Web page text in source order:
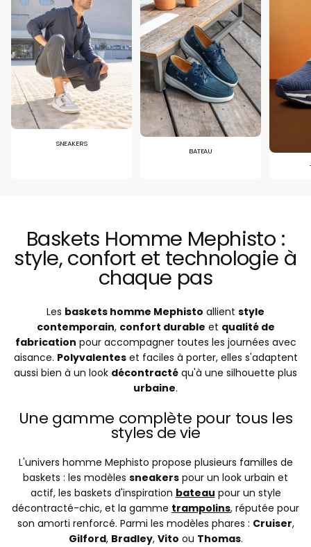
SNEAKERS
BATEAU
Baskets Homme Mephisto :
style, confort et technologie à
chaque pas
Les baskets homme Mephisto allient style
contemporain, confort durable et qualité de
fabrication pour accompagner toutes les journées avec
aisance. Polyvalenteset faciles à porter, elles s'adaptent
aussi bien à un look décontracté qu'à une silhouette plus
urbaine.
Une gamme complète pour tous les
styles de vie
L'univers homme Mephisto propose plusieurs familles de
baskets : les modèles sneakers pour un look urbain et
actif, les baskets d'inspiration bateau pour un style
décontracté-chic, et la gamme trampolins, réputée pour
son amorti renforcé. Parmi les modèles phares : Cruiser,
Gilford, Bradley, Vito ou Thomas.